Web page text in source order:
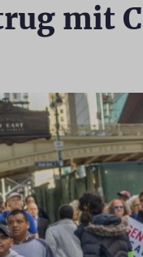
mit